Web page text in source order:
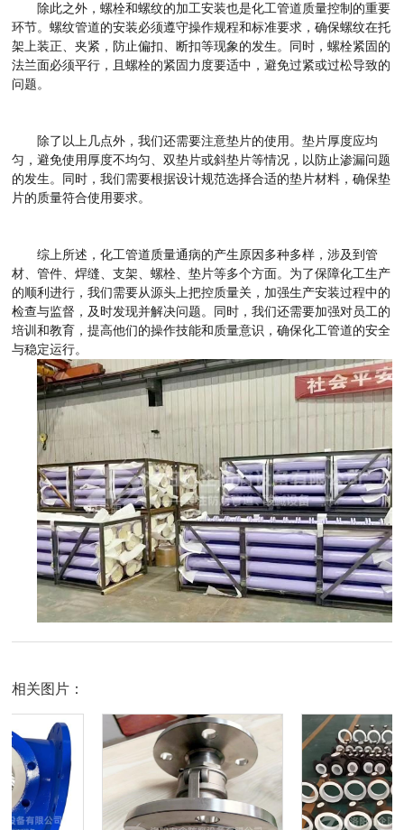
除此之外 ，螺栓和螺纹的加工安装也是化工管道质量控制的重要
环节。螺纹管道的安装必须遵守操作规程和标准要求，确保螺纹在托
架上装正、夹紧，防止偏扣、断扣等现象的发生。同时，螺栓紧固的
法兰面必须平行，且螺栓的紧固力度要适中，避免过紧或过松导致的
问题。
除了以上几点外，我们还需要注意垫片的使用。垫片厚度应均
匀，避免使用厚度不均匀、双垫片或斜垫片等情况，以防止渗漏问题
的发生。同时，我们需要根据设计规范选择合适的垫片材料，确保垫
片的质量符合使用要求。
综上所述，化工管道质量通病的产生原因多种多样，涉及到管
材、管件、焊缝、支架、螺栓、垫片等多个方面。为了保障化工生产
的顺利进行，我们需要从源头上把控质量关，加强生产安装过程中的
检查与监督，及时发现并解决问题。同时，我们还需要加强对员工的
培训和教育，提高他们的操作技能和质量意识，确保化工管道的安全
与稳定运行。
相关图片：